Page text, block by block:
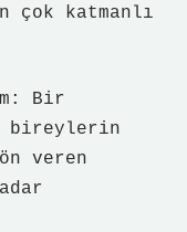
çok katmanlı
Bir
bireylerin
veren